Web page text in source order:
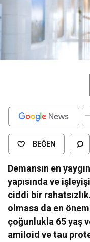
BEĞEN
Demansın en
yapısında ve
ciddi bir
olmasa da en
çoğunlukla 65 yaş
amiloid ve tau